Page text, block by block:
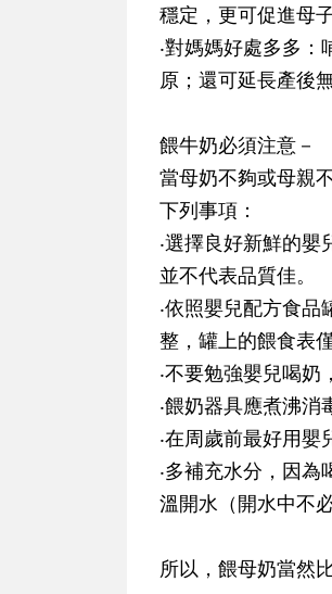
穩定，更可促進母
‧對媽媽好處多多
原；還可延長產後
餵牛奶必須注意－
當母奶不夠或母親
下列事項：
‧選擇良好新鮮的
並不代表品質佳。
‧依照嬰兒配方食
整，罐上的餵食表
‧不要勉強嬰兒喝奶
‧餵奶器具應煮沸消
‧在周歲前最好用嬰
‧多補充水分，因
溫開水（開水中不
所以，餵母奶當然